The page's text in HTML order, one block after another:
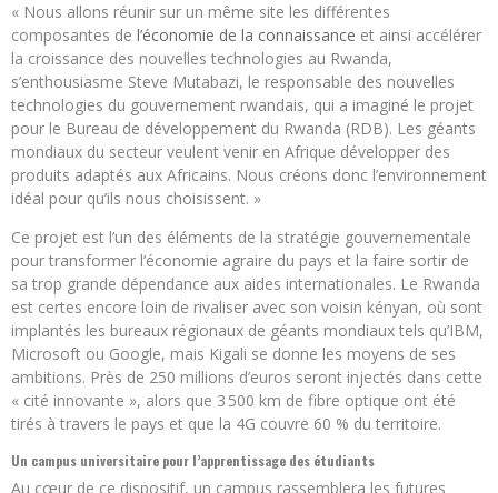
« Nous allons réunir sur un même site les différentes
composantes de l’économie de la connaissance et ainsi accélérer
la croissance des nouvelles technologies au Rwanda,
s’enthousiasme Steve Mutabazi, le responsable des nouvelles
technologies du gouvernement rwandais, qui a imaginé le projet
pour le Bureau de développement du Rwanda (RDB). Les géants
mondiaux du secteur veulent venir en Afrique développer des
produits adaptés aux Africains. Nous créons donc l’environnement
idéal pour qu’ils nous choisissent. »
Ce projet est l’un des éléments de la stratégie gouvernementale
pour transformer l’économie agraire du pays et la faire sortir de
sa trop grande dépendance aux aides internationales. Le Rwanda
est certes encore loin de rivaliser avec son voisin kényan, où sont
implantés les bureaux régionaux de géants mondiaux tels qu’IBM,
Microsoft ou Google, mais Kigali se donne les moyens de ses
ambitions. Près de 250 millions d’euros seront injectés dans cette
« cité innovante », alors que 3 500 km de fibre optique ont été
tirés à travers le pays et que la 4G couvre 60 % du territoire.
Un campus universitaire pour l’apprentissage des étudiants
Au cœur de ce dispositif, un campus rassemblera les futures